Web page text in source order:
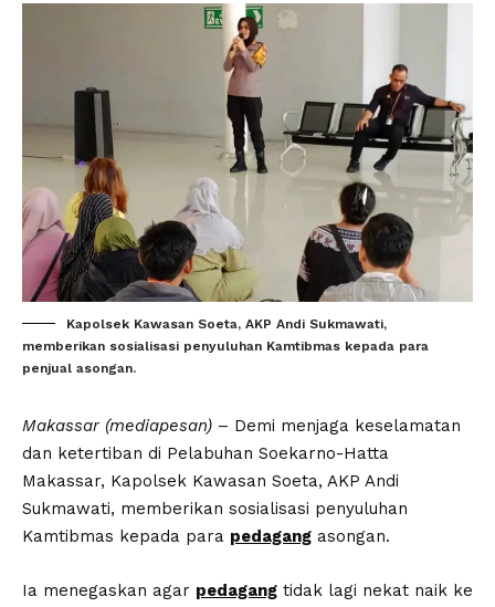
Kapolsek Kawasan Soeta, AKP Andi Sukmawati,
memberikan sosialisasi penyuluhan Kamtibmas kepada para
penjual asongan.
Makassar (mediapesan) – Demi menjaga keselamatan
dan ketertiban di Pelabuhan Soekarno-Hatta
Makassar, Kapolsek Kawasan Soeta, AKP Andi
Sukmawati, memberikan sosialisasi penyuluhan
Kamtibmas kepada para pedagang asongan.
Ia menegaskan agar pedagang tidak lagi nekat naik ke